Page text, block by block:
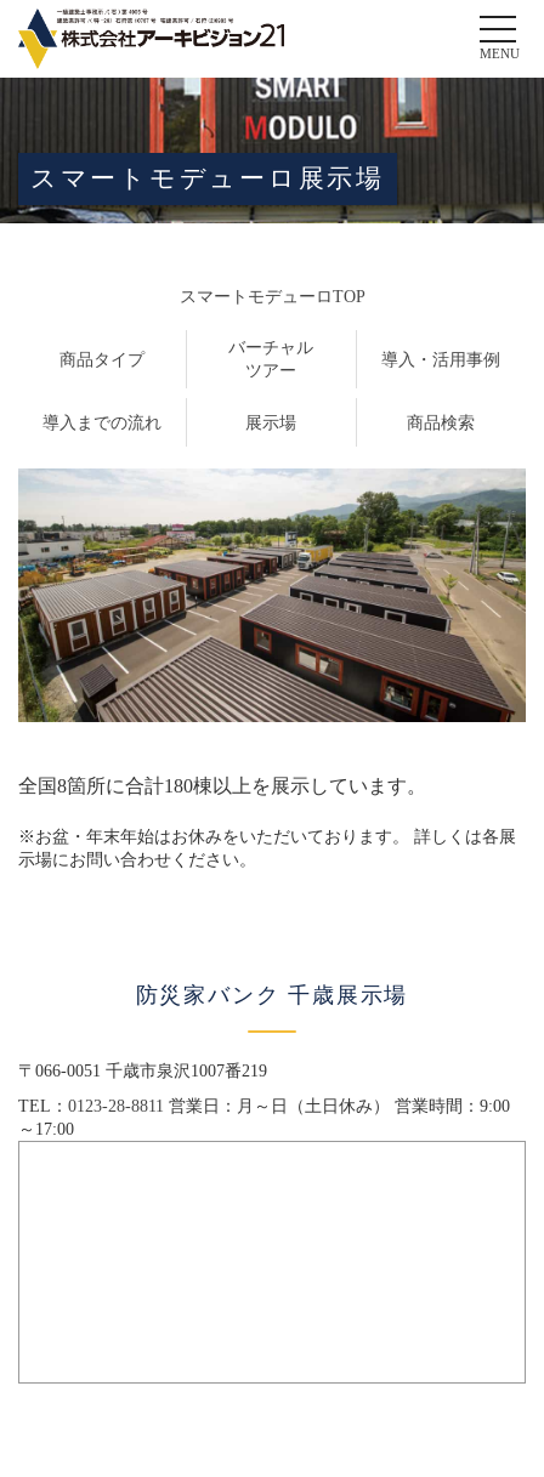
Toggle
MENU
スマートモデューロ展示場
スマートモデューロTOP
商品タイプ
バーチャル
ツアー
導入・活用事例
導入までの流れ 展示場 商品検索
全国8箇所に合計180棟以上を展示しています。
※お盆・年末年始はお休みをいただいております。 詳しくは各展
示場にお問い合わせください。
防災家バンク 千歳展示場
〒066-0051 千歳市泉沢1007番219
TEL： 0123-28-8811 営業日：月～日（土日休み） 営業時間：9:00
～17:00